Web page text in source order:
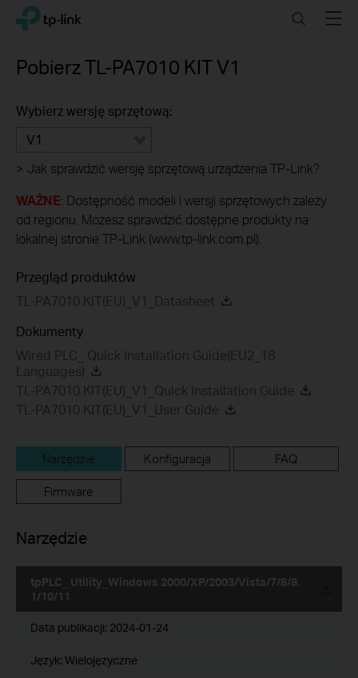
Click
navigation
TP-Link, Reliably Smart SearchMenu
PobierzTL-PA7010 KITV1
Wybierz wersję sprzętową:
V1
> Jak sprawdzić wersję sprzętową urządzenia TP-Link?
WAŻNE: Dostępność modeli i wersji sprzętowych zależy
od regionu. Możesz sprawdzić dostępne produkty na
lokalnej stronie TP-Link (www.tp-link.com.pl).
Przegląd produktów
TL-PA7010 KIT(EU)_V1_Datasheet
Dokumenty
Wired PLC_ Quick Installation Guide(EU2_18
Languages)
TL-PA7010 KIT(EU)_V1_Quick Installation Guide
TL-PA7010 KIT(EU)_V1_User Guide
Narzędzie Konfiguracja FAQ
Firmware
Narzędzie
tpPLC_ Utility_Windows 2000/XP/2003/Vista/7/8/8.
1/10/11
Data publikacji: 2024-01-24
Język: Wielojęzyczne